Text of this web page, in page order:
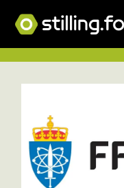
Tag:
viken